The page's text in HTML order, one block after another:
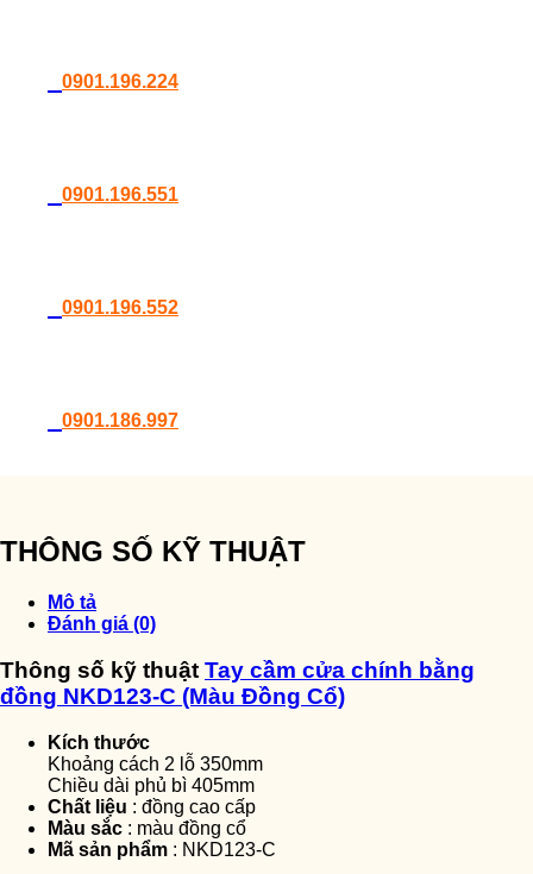
0901.196.224
0901.196.551
0901.196.552
0901.186.997
THÔNG SỐ KỸ THUẬT
Mô tả
Đánh giá (0)
Thông số kỹ thuật Tay cầm cửa chính bằng
đồng NKD123-C (Màu Đồng Cổ)
Kích thước
Khoảng cách 2 lỗ 350mm
Chiều dài phủ bì 405mm
Chất liệu : đồng cao cấp
Màu sắc : màu đồng cổ
Mã sản phẩm : NKD123-C